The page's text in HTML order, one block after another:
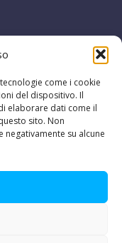
come i cookie
del dispositivo. Il
elaborare dati come il
sito. Non
su alcune